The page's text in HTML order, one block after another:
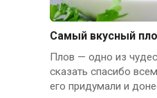
Самый вкусный
Плов — одно из
сказать спасибо
его придумали и